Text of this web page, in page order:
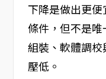
下降是做出更
條件，但不是唯
組裝、軟體調
壓低。